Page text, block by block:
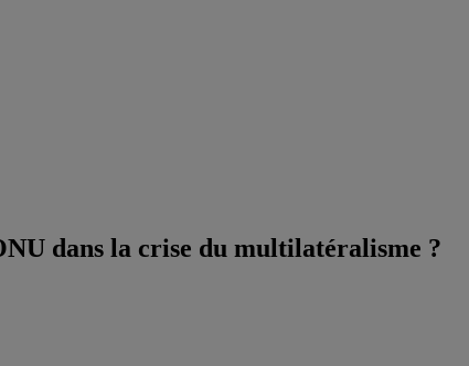
dans la crise du multilatéralisme ?